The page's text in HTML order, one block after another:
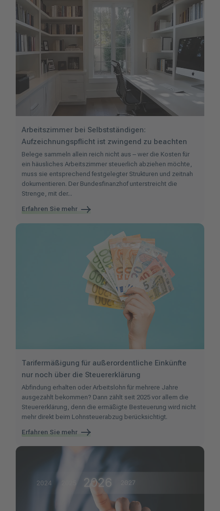
Arbeitszimmer bei Selbstständigen:
Aufzeichnungspflicht ist zwingend zu beachten
Belege sammeln allein reich nicht aus – wer die Kosten für
ein häusliches Arbeitszimmer steuerlich abziehen möchte,
muss sie entsprechend festgelegter Strukturen und zeitnah
dokumentieren. Der Bundesfinanzhof unterstreicht die
Strenge, mit der...
Erfahren Sie mehr
Tarifermäßigung für außerordentliche Einkünfte
nur noch über die Steuererklärung
Abfindung erhalten oder Arbeitslohn für mehrere Jahre
ausgezahlt bekommen? Dann zählt seit 2025 vor allem die
Steuererklärung, denn die ermäßigte Besteuerung wird nicht
mehr direkt beim Lohnsteuerabzug berücksichtigt.
Erfahren Sie mehr